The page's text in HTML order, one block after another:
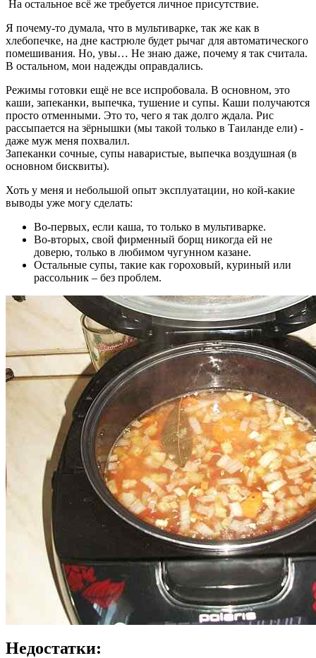
На остальное всё же требуется личное присутствие.
Я почему-то думала, что в мультиварке, так же как в
хлебопечке, на дне кастрюле будет рычаг для автоматического
помешивания. Но, увы… Не знаю даже, почему я так считала.
В остальном, мои надежды оправдались.
Режимы готовки ещё не все испробовала. В основном, это
каши, запеканки, выпечка, тушение и супы. Каши получаются
просто отменными. Это то, чего я так долго ждала. Рис
рассыпается на зёрнышки (мы такой только в Таиланде ели) -
даже муж меня похвалил.
Запеканки сочные, супы наваристые, выпечка воздушная (в
основном бисквиты).
Хоть у меня и небольшой опыт эксплуатации, но кой-какие
выводы уже могу сделать:
Во-первых, если каша, то только в мультиварке.
Во-вторых, свой фирменный борщ никогда ей не
доверю, только в любимом чугунном казане.
Остальные супы, такие как гороховый, куриный или
рассольник – без проблем.
Недостатки: